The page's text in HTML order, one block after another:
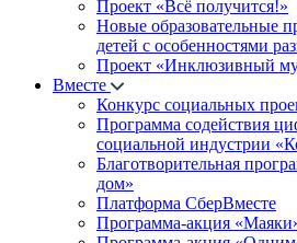
Проект «Всё получится!»
Новые образовательные
детей с особенностями
Проект «Инклюзивный
Вместе
Конкурс социальных
Программа содействия
социальной индустрии
Благотворительная
дом»
Платформа СберВместе
Программа-акция